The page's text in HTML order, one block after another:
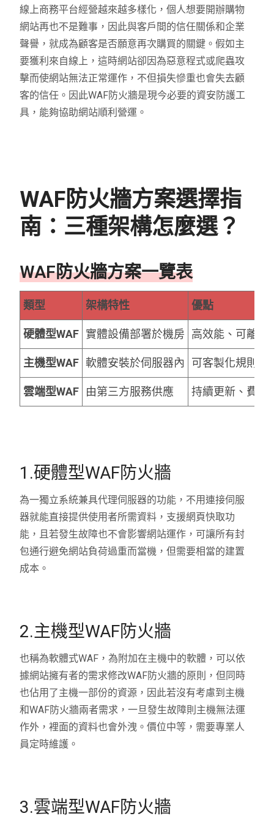
線上商務平台經營越來越多樣化，個人想要開辦購物
網站再也不是難事，因此與客戶間的信任關係和企業
聲譽，就成為顧客是否願意再次購買的關鍵。假如主
要獲利來自線上，這時網站卻因為惡意程式或爬蟲攻
擊而使網站無法正常運作，不但損失慘重也會失去顧
客的信任。因此WAF防火牆是現今必要的資安防護工
具，能夠協助網站順利營運。
WAF防火牆方案選擇指
南：三種架構怎麼選？
WAF防火牆方案一覽表
類型 架構特性 優點
硬體型WAF 實體設備部署於機房 高效能、可離線
主機型WAF 軟體安裝於伺服器內 可客製化規則
雲端型WAF 由第三方服務供應 持續更新、費用
1.硬體型WAF防火牆
為一獨立系統兼具代理伺服器的功能，不用連接伺服
器就能直接提供使用者所需資料，支援網頁快取功
能，且若發生故障也不會影響網站運作，可讓所有封
包通行避免網站負荷過重而當機，但需要相當的建置
成本。
2.主機型WAF防火牆
也稱為軟體式WAF，為附加在主機中的軟體，可以依
據網站擁有者的需求修改WAF防火牆的原則，但同時
也佔用了主機一部份的資源，因此若沒有考慮到主機
和WAF防火牆兩者需求，一旦發生故障則主機無法運
作外，裡面的資料也會外洩。價位中等，需要專業人
員定時維護。
3.雲端型WAF防火牆